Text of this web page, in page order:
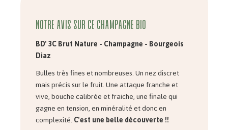
Notre avis sur ce champagne bio
BD' 3C Brut Nature - Champagne - Bourgeois
Diaz
Bulles très fines et nombreuses. Un nez discret
mais précis sur le fruit. Une attaque franche et
vive, bouche calibrée et fraiche, une finale qui
gagne en tension, en minéralité et donc en
complexité.C'est une belle découverte !!